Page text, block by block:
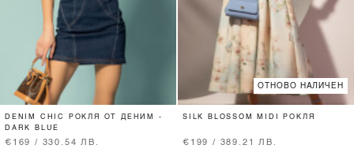
DENIM CHIC РОКЛЯ ОТ ДЕНИМ -
DARK BLUE
€169 / 330.54 ЛВ.
ОТНОВО НАЛИЧЕН
SILK BLOSSOM MIDI РОКЛЯ
€199 / 389.21 ЛВ.